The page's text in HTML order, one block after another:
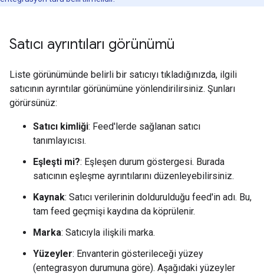
Satıcı ayrıntıları görünümü
Liste görünümünde belirli bir satıcıyı tıkladığınızda, ilgili
satıcının ayrıntılar görünümüne yönlendirilirsiniz. Şunları
görürsünüz:
Satıcı kimliği: Feed'lerde sağlanan satıcı
tanımlayıcısı.
Eşleşti mi?: Eşleşen durum göstergesi. Burada
satıcının eşleşme ayrıntılarını düzenleyebilirsiniz.
Kaynak: Satıcı verilerinin doldurulduğu feed'in adı. Bu,
tam feed geçmişi kaydına da köprülenir.
Marka: Satıcıyla ilişkili marka.
Yüzeyler: Envanterin gösterileceği yüzey
(entegrasyon durumuna göre). Aşağıdaki yüzeyler